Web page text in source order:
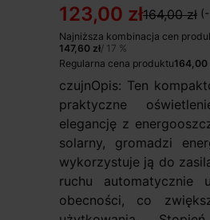
123,00 zł164,00 zł
Najniższa kombinacja cen
147,60 zł/ 17 %
Regularna cena produktu164,00
czujnOpis: Ten
praktyczne
elegancję z
solarny, gromadzi
wykorzystuje ją do
ruchu automatycznie
obecności, co